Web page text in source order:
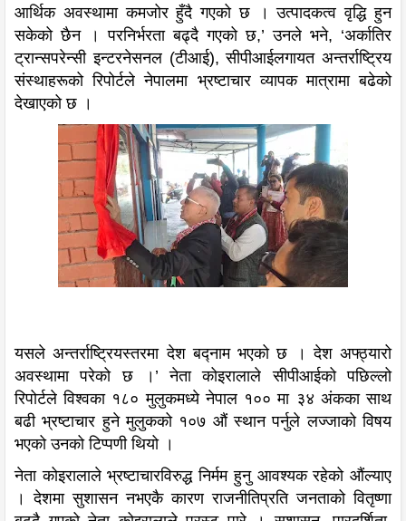
आर्थिक अवस्थामा कमजोर हुँदै गएको छ । उत्पादकत्व वृद्धि हुन
सकेको छैन । परनिर्भरता बढ्दै गएको छ,’ उनले भने, ‘अर्कातिर
ट्रान्सपरेन्सी इन्टरनेसनल (टीआई), सीपीआईलगायत अन्तर्राष्ट्रिय
संस्थाहरूको रिपोर्टले नेपालमा भ्रष्टाचार व्यापक मात्रामा बढेको
देखाएको छ ।
यसले अन्तर्राष्ट्रियस्तरमा देश बद्नाम भएको छ । देश अफ्ठ्यारो
अवस्थामा परेको छ ।’ नेता कोइरालाले सीपीआईको पछिल्लो
रिपोर्टले विश्वका १८० मुलुकमध्ये नेपाल १०० मा ३४ अंकका साथ
बढी भ्रष्टाचार हुने मुलुकको १०७ औं स्थान पर्नुले लज्जाको विषय
भएको उनको टिप्पणी थियो ।
नेता कोइरालाले भ्रष्टाचारविरुद्ध निर्मम हुनु आवश्यक रहेको औंल्याए
। देशमा सुशासन नभएकै कारण राजनीतिप्रति जनताको वितृष्णा